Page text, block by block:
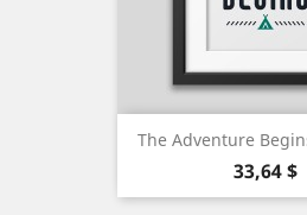
The Adventure
Precio
33,64 $